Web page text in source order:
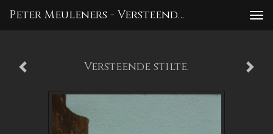
Peter Meuleners - Versteende Stilte.
Versteende stilte.